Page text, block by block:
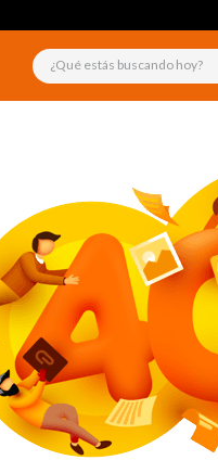
¿Qué estás buscando hoy?